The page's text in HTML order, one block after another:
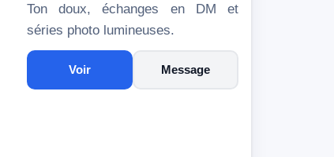
Ton doux, échanges en DM et
séries photo lumineuses.
Voir Message